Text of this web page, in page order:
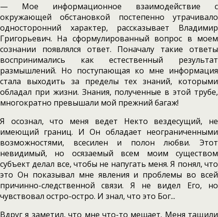
— Мое информационное взаимодействие с
окружающей обстановкой постепенно утрачивало
односторонний характер, рассказывает Владимир
Григорьевич. На сформулированный вопрос в моем
сознании появлялся ответ. Поначалу такие ответы
воспринимались как естественный результат
размышлений. Но поступающая ко мне информация
стала выходить за пределы тех знаний, которыми
обладал при жизни. Знания, полученные в этой трубе,
многократно превышали мой прежний багаж!
Я осознал, что меня ведет Некто вездесущий, не
имеющий границ. И Он обладает неограниченными
возможностями, всесилен и полон любви. Этот
невидимый, но осязаемый всем моим существом
субъект делал все, чтобы не напугать меня. Я понял, что
это Он показывал мне явления и проблемы во всей
причинно-следственной связи. Я не видел Его, но
чувствовал остро-остро. И знал, что это Бог...
Вдруг я заметил, что мне что-то мешает. Меня тащили